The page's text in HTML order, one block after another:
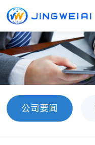
公司要闻